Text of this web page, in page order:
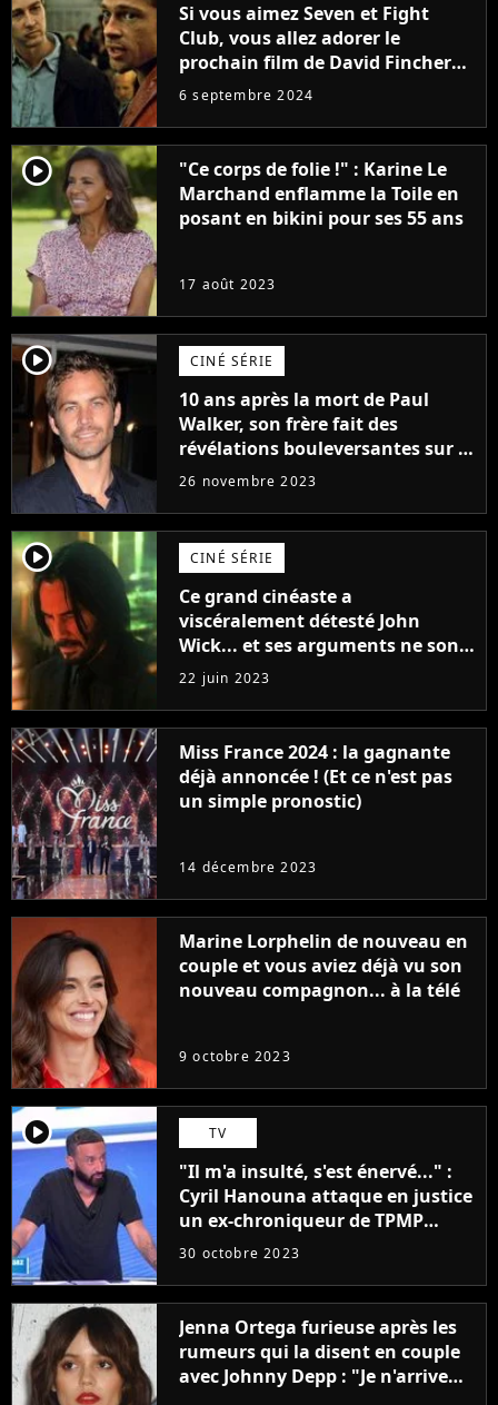
Si vous aimez Seven et Fight
Club, vous allez adorer le
prochain film de David Fincher
avec lequel il se réinvente
complètement
6 septembre 2024
player2
"Ce corps de folie !" : Karine Le
Marchand enflamme la Toile en
posant en bikini pour ses 55 ans
17 août 2023
player2 CINÉ SÉRIE
10 ans après la mort de Paul
Walker, son frère fait des
révélations bouleversantes sur la
réaction des acteurs de Fast and
26 novembre 2023
player2 CINÉ SÉRIE
Ce grand cinéaste a
viscéralement détesté John
Wick... et ses arguments ne sont
pas si bêtes
22 juin 2023
Miss France 2024 : la gagnante
déjà annoncée ! (Et ce n'est pas
un simple pronostic)
14 décembre 2023
Marine Lorphelin de nouveau en
couple et vous aviez déjà vu son
nouveau compagnon... à la télé
9 octobre 2023
player2 TV
"Il m'a insulté, s'est énervé..." :
Cyril Hanouna attaque en justice
un ex-chroniqueur de TPMP
après de graves accusations
30 octobre 2023
Jenna Ortega furieuse après les
rumeurs qui la disent en couple
avec Johnny Depp : "Je n'arrive